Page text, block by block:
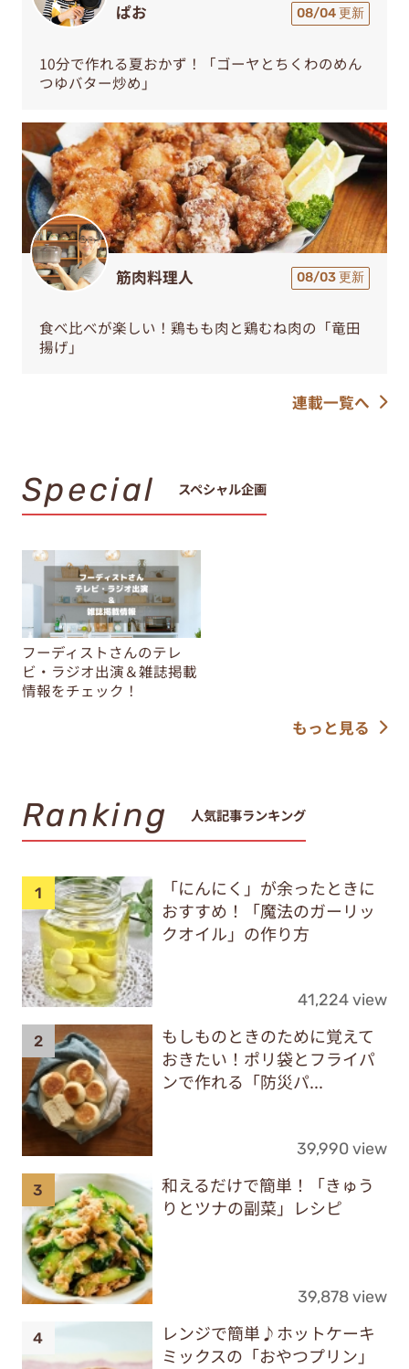
ぱお 08/04 更新
10分で作れる夏おかず！「ゴーヤとちくわのめん
つゆバター炒め」
筋肉料理人 08/03 更新
食べ比べが楽しい！鶏もも肉と鶏むね肉の「竜田
揚げ」
連載一覧へ
Special スペシャル企画
フーディストさんのテレ
ビ・ラジオ出演＆雑誌掲載
情報をチェック！
もっと見る
Ranking 人気記事ランキング
「にんにく」が余ったときに
おすすめ！「魔法のガーリッ
クオイル」の作り方
41,224 view
もしものときのために覚えて
おきたい！ポリ袋とフライパ
ンで作れる「防災パ...
39,990 view
和えるだけで簡単！「きゅう
りとツナの副菜」レシピ
39,878 view
レンジで簡単♪ホットケーキ
ミックスの「おやつプリン」